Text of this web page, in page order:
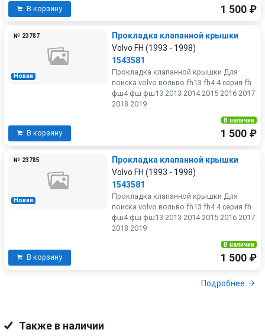
В корзину 1 500 ₽
Новая
№ 23787
Прокладка клапанной крышки
Volvo FH (1993 - 1998)
1543581
Прокладка клапанной крышки Для
поиска volvo вольво fh13 fh4 4 серия fh
фш4 фш фш13 2013 2014 2015 2016 2017
2018 2019
В корзину
В наличии
1 500 ₽
Новая
№ 23785
Прокладка клапанной крышки
Volvo FH (1993 - 1998)
1543581
Прокладка клапанной крышки Для
поиска volvo вольво fh13 fh4 4 серия fh
фш4 фш фш13 2013 2014 2015 2016 2017
2018 2019
В корзину
В наличии
1 500 ₽
Подробнее
Также в наличии